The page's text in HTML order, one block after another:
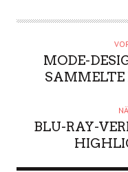
MODE-
SAMMELTE
BLU-RAY-